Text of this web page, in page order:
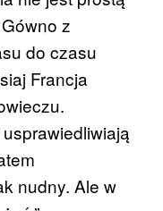
z
do czasu
Francja
nudny. Ale w